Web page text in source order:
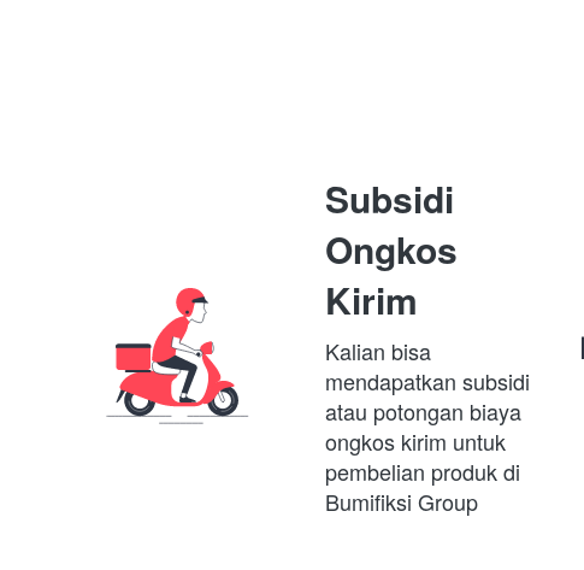
Subsidi
Ongkos
Kirim
Kalian bisa
mendapatkan subsidi
atau potongan biaya
ongkos kirim untuk
pembelian produk di
Bumifiksi Group